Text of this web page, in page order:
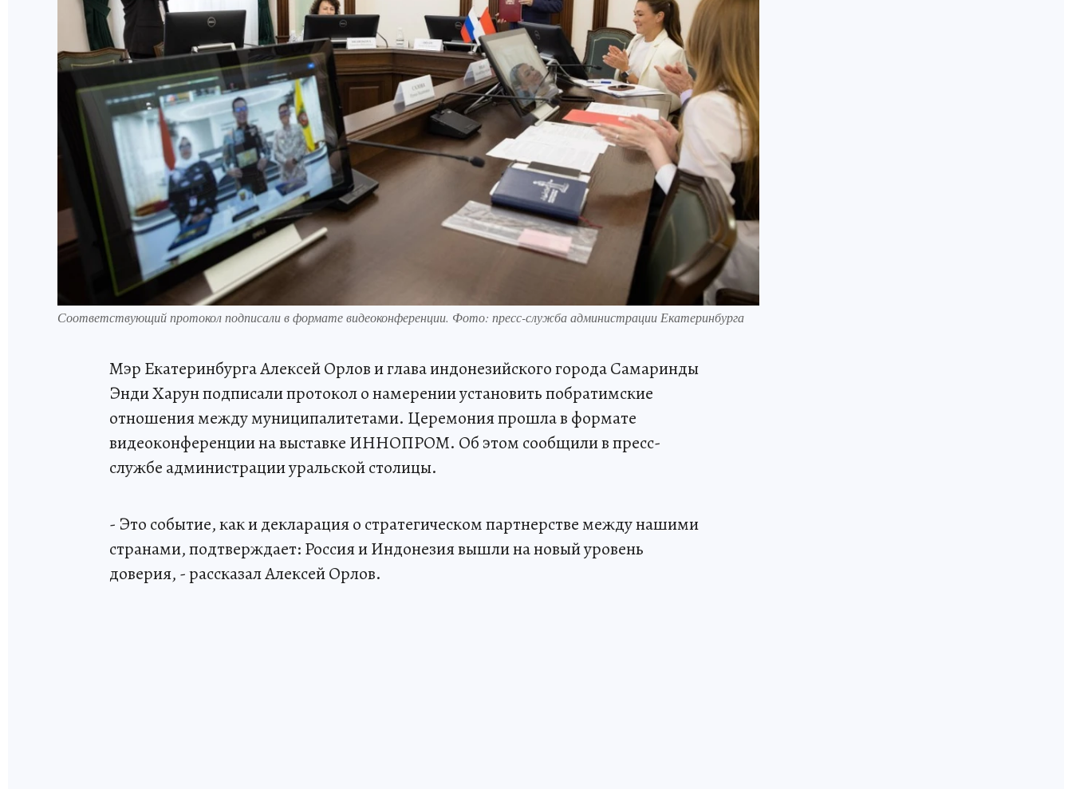
Соответствующий протокол подписали в формате видеоконференции. Фото: пресс-служба администрации Екатеринбурга
Мэр Екатеринбурга Алексей Орлов и глава индонезийского города Самаринды
Энди Харун подписали протокол о намерении установить побратимские
отношения между муниципалитетами. Церемония прошла в формате
видеоконференции на выставке ИННОПРОМ. Об этом сообщили в пресс-
службе администрации уральской столицы.
- Это событие, как и декларация о стратегическом партнерстве между нашими
странами, подтверждает: Россия и Индонезия вышли на новый уровень
доверия, - рассказал Алексей Орлов.